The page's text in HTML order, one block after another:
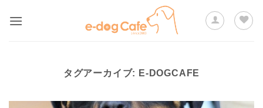
タグアーカイブ: E-DOGCAFE